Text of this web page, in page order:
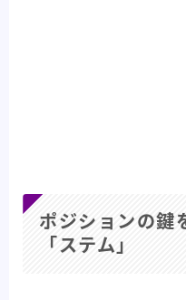
ポジションの鍵
「ステム」